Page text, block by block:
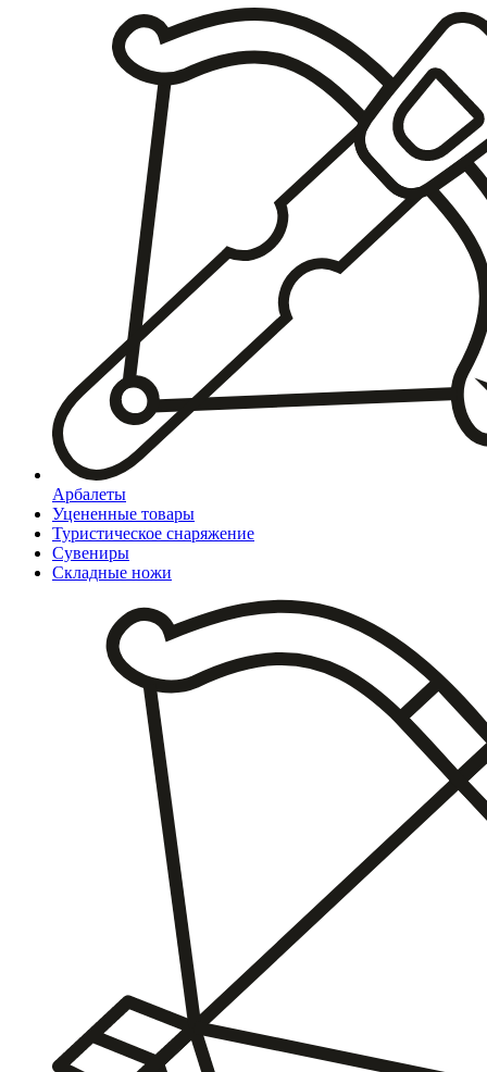
Арбалеты
Уцененные товары
Туристическое снаряжение
Сувениры
Складные ножи